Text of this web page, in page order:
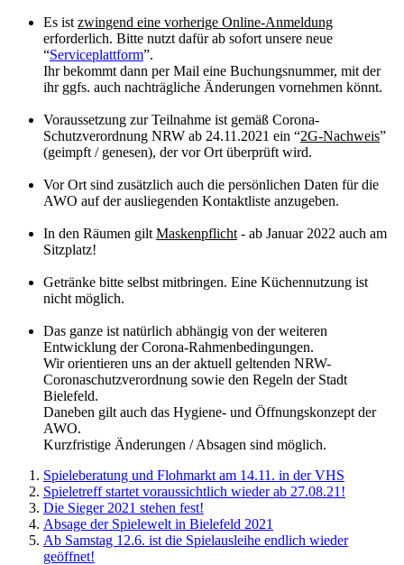
Es ist zwingend eine vorherige Online-Anmeldung
erforderlich. Bitte nutzt dafür ab sofort unsere neue
“Serviceplattform”.
Ihr bekommt dann per Mail eine Buchungsnummer, mit der
ihr ggfs. auch nachträgliche Änderungen vornehmen könnt.
Voraussetzung zur Teilnahme ist gemäß Corona-
Schutzverordnung NRW ab 24.11.2021 ein “2G-Nachweis”
(geimpft / genesen), der vor Ort überprüft wird.
Vor Ort sind zusätzlich auch die persönlichen Daten für die
AWO auf der ausliegenden Kontaktliste anzugeben.
In den Räumen gilt Maskenpflicht - ab Januar 2022 auch am
Sitzplatz!
Getränke bitte selbst mitbringen. Eine Küchennutzung ist
nicht möglich.
Das ganze ist natürlich abhängig von der weiteren
Entwicklung der Corona-Rahmenbedingungen.
Wir orientieren uns an der aktuell geltenden NRW-
Coronaschutzverordnung sowie den Regeln der Stadt
Bielefeld.
Daneben gilt auch das Hygiene- und Öffnungskonzept der
AWO.
Kurzfristige Änderungen / Absagen sind möglich.
Spieleberatung und Flohmarkt am 14.11. in der VHS
Spieletreff startet voraussichtlich wieder ab 27.08.21!
Die Sieger 2021 stehen fest!
Absage der Spielewelt in Bielefeld 2021
Ab Samstag 12.6. ist die Spielausleihe endlich wieder
geöffnet!